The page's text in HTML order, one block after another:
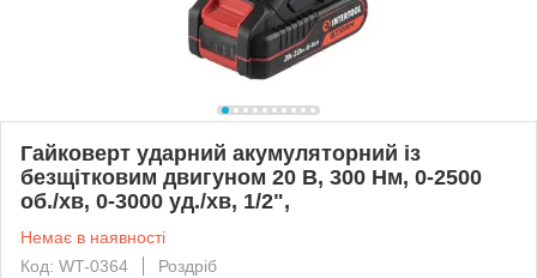
Гайковерт ударний акумуляторний із
безщітковим двигуном 20 В, 300 Нм, 0-2500
об./хв, 0-3000 уд./хв, 1/2",
Немає в наявності
Код: WT-0364
Роздріб